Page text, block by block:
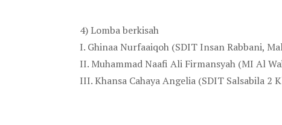
4) Lomba berkisah
I. Ghinaa Nurfaaiqoh (SDIT Insan Rabbani,
II. Muhammad Naafi Ali Firmansyah (MI Al
III. Khansa Cahaya Angelia (SDIT Salsabila 2